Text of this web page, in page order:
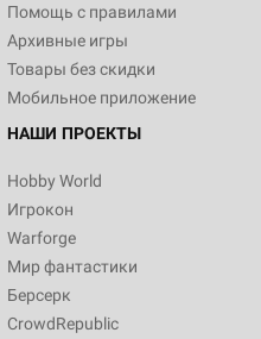
Помощь с правилами
Архивные игры
Товары без скидки
Мобильное приложение
НАШИ ПРОЕКТЫ
Hobby World
Игрокон
Warforge
Мир фантастики
Берсерк
CrowdRepublic